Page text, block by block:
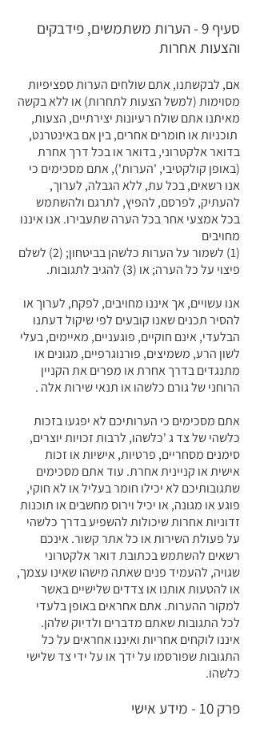
סעיף 9 - הערות משתמשים, פידבקים
והצעות אחרות
אם, לבקשתנו, אתם שולחים הערות ספציפיות
מסוימות (למשל הצעות לתחרות) או ללא בקשה
מאיתנו אתם שולח רעיונות יצירתיים, הצעות,
תוכניות או חומרים אחרים, בין אם באינטרנט,
בדואר אלקטרוני, בדואר או בכל דרך אחרת
(באופן קולקטיבי, 'הערות'), אתם מסכימים כי
אנו רשאים, בכל עת, ללא הגבלה, לערוך,
להעתיק, לפרסם, להפיץ, לתרגם ולהשתמש
בכל אמצעי אחר בכל הערה שתעבירו. אנו איננו
מחויבים
(1) לשמור על הערות כלשהן בביטחון; (2) לשלם
פיצוי על כל הערה; או (3) להגיב לתגובות.
אנו עשויים, אך איננו מחויבים, לפקח, לערוך או
להסיר תכנים שאנו קובעים לפי שיקול דעתנו
הבלעדי, אינם חוקיים, פוגעניים, מאיימים, בעלי
לשון הרע, משמיצים, פורנוגרפיים, מגונים או
מתנגדים בדרך אחרת או מפרים את הקניין
הרוחני של גורם כלשהו או תנאי שירות אלה .
אתם מסכימים כי הערותיכם לא יפגעו בזכות
כלשהי של צד ג 'כלשהו, ​​לרבות זכויות יוצרים,
סימנים מסחריים, פרטיות, אישיות או זכות
אישית או קניינית אחרת. עוד אתם מסכימים
שתגובותיכם לא יכילו חומר בעליל או לא חוקי,
פוגע או מגונה, או יכיל וירוס מחשבים או תוכנות
זדוניות אחרות שיכולות להשפיע בדרך כלשהי
על פעולת השירות או כל אתר קשור. אינכם
רשאים להשתמש בכתובת דואר אלקטרוני
שגויה, להעמיד פנים שאתה מישהו שאינו עצמך,
או להטעות אותנו או צדדים שלישיים באשר
למקור ההערות. אתם אחראים באופן בלעדי
לכל התגובות שאתם מדברים ולדיוק שלהן.
איננו לוקחים אחריות ואיננו אחראים על כל
התגובות שפורסמו על ידך או על ידי צד שלישי
כלשהו.
פרק 10 - מידע אישי